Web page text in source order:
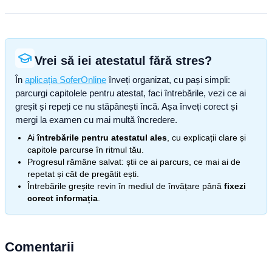
Vrei să iei atestatul fără stres?
În aplicația SoferOnline înveți organizat, cu pași simpli:
parcurgi capitolele pentru atestat, faci întrebările, vezi ce ai
greșit și repeți ce nu stăpânești încă. Așa înveți corect și
mergi la examen cu mai multă încredere.
Aiîntrebările pentru atestatul ales , cu explicații clare și
capitole parcurse în ritmul tău.
Progresul rămâne salvat: știi ce ai parcurs, ce mai ai de
repetat și cât de pregătit ești.
Întrebările greșite revin în mediul de învățare până fixezi
corect informația
Comentarii